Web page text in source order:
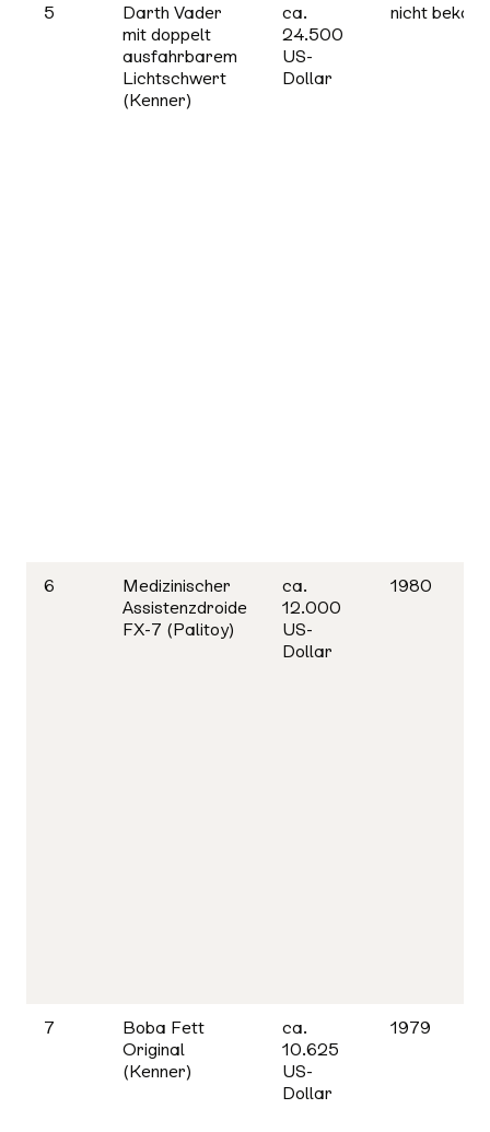
5
Darth Vader
mit doppelt
ausfahrbarem
Lichtschwert
(Kenner)
ca.
24.500
US-
Dollar
nicht
6
Medizinischer
Assistenzdroide
FX-7 (Palitoy)
ca.
12.000
US-
Dollar
1980
7
Boba Fett
Original
(Kenner)
ca.
10.625
US-
Dollar
1979